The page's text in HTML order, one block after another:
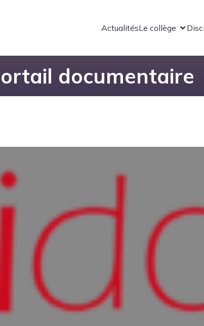
ActualitésLe collège
documentaire